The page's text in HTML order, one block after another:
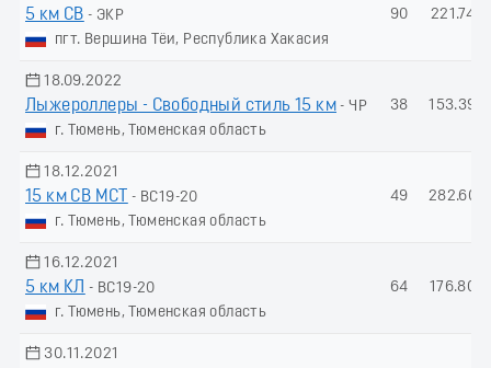
5 км СВ - ЭКР
пгт. Вершина Тёи, Республика Хакасия
90 221.74
18.09.2022
Лыжероллеры - Свободный стиль 15 км - ЧР
г. Тюмень, Тюменская область
38 153.39
18.12.2021
15 км СВ МСТ
- ВС19-20
г. Тюмень, Тюменская область
49 282.60
16.12.2021
5 км КЛ
- ВС19-20
г. Тюмень, Тюменская область
64 176.80
30.11.2021